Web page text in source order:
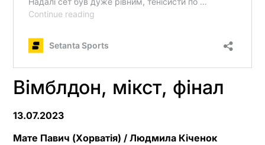
Вімблдон, мікст, фінал
13.07.2023
Мате Павич (Хорватія) / Людмила Кіченок